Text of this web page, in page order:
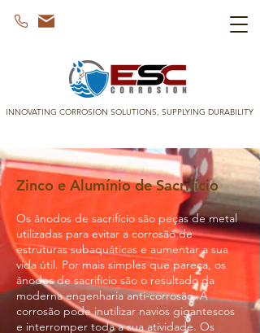
INNOVATING CORROSION SOLUTIONS, SUPPLYING DURABILITY
Zinco e Alumínio de Sacrifício
Os ânodos de sacrifício são peças de metal
utilizadas para evitar a corrosão de
estruturas subaquáticas e aumentar a sua
vida útil. Por mais simples que pareça, os
ânodos de sacrifício são o resultado da
moderna engenharia anti-corrosão. A
corrosão pode inutilizar navios gigantescos
e interromper toda a sua atividade. Os